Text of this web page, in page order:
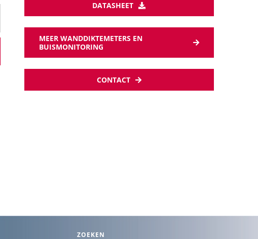
DATASHEET
MEER WANDDIKTEMETERS EN
BUISMONITORING
CONTACT
ZOEKEN